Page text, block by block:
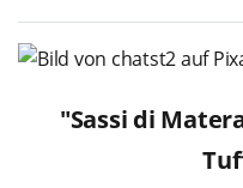
"Sassi di